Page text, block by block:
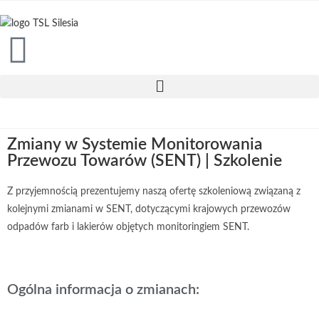
Zmiany w Systemie Monitorowania
Przewozu Towarów (SENT) | Szkolenie
Z przyjemnością prezentujemy naszą ofertę szkoleniową związaną z
kolejnymi zmianami w SENT, dotyczącymi krajowych przewozów
odpadów farb i lakierów objętych monitoringiem SENT.
Ogólna informacja o zmianach: